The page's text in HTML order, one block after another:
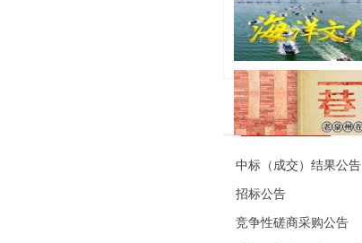
便民资讯
中标（成交）结果公告
招标公告
竞争性磋商采购公告